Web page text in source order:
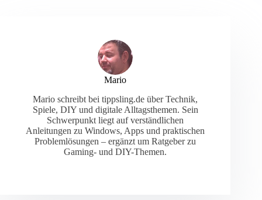
Mario
Mario schreibt bei tippsling.de über Technik,
Spiele, DIY und digitale Alltagsthemen. Sein
Schwerpunkt liegt auf verständlichen
Anleitungen zu Windows, Apps und praktischen
Problemlösungen – ergänzt um Ratgeber zu
Gaming- und DIY-Themen.